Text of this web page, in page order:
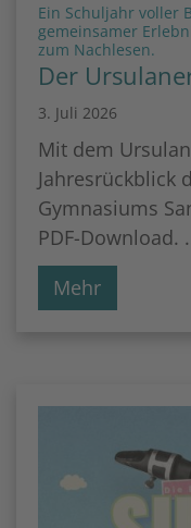
Ein Schuljahr voller
gemeinsamer
zum Nachlesen.
Der
3. Juli 2026
Mit dem
Jahresrückblick
Gymnasiums
PDF-Download.
Mehr